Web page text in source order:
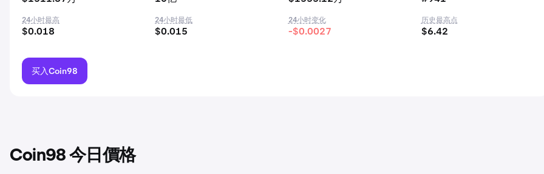
24小时最高
$0.018
24小时最低
$0.015
24小时变化
-$0.0027
历史最高点
$6.42
买入Coin98
Coin98 今日價格